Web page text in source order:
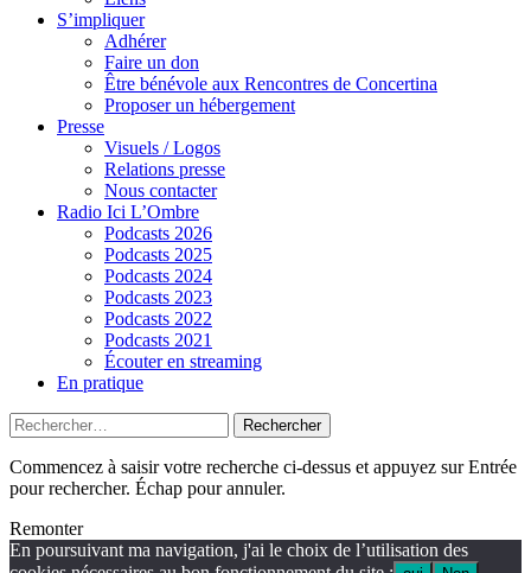
S’impliquer
Adhérer
Faire un don
Être bénévole aux Rencontres de Concertina
Proposer un hébergement
Presse
Visuels / Logos
Relations presse
Nous contacter
Radio Ici L’Ombre
Podcasts 2026
Podcasts 2025
Podcasts 2024
Podcasts 2023
Podcasts 2022
Podcasts 2021
Écouter en streaming
En pratique
Rechercher :
Commencez à saisir votre recherche ci-dessus et appuyez sur Entrée
pour rechercher. Échap pour annuler.
Remonter
En poursuivant ma navigation, j'ai le choix de l’utilisation des